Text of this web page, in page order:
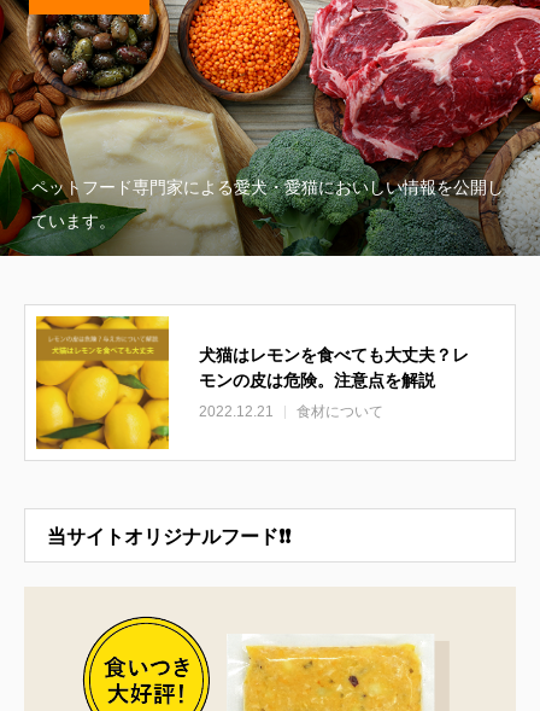
ペットフード専門家による愛犬・愛猫においしい情報を公開し
ています。
犬猫はレモンを食べても大丈夫？レ
モンの皮は危険。注意点を解説
2022.12.21 食材について
当サイトオリジナルフード❗❗